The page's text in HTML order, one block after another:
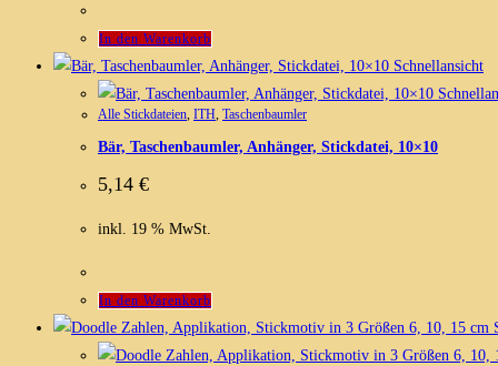
In den Warenkorb
Schnellansicht
Alle Stickdateien ITH Taschenbaumler
Bär, Taschenbaumler, Anhänger, Stickdatei, 10×10
5,14 €
inkl. 19 % MwSt.
In den Warenkorb